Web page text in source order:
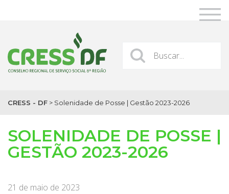
CRESS - DF > Solenidade de Posse | Gestão 2023-2026
SOLENIDADE DE POSSE |
GESTÃO 2023-2026
21 de maio de 2023